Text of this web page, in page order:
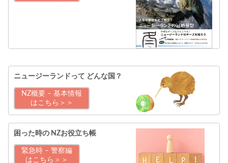
ニュージーランドって どんな国？
NZ概要 – 基本情報
はこちら＞＞
困った時の NZお役立ち帳
緊急時 – 警察編
はこちら＞＞